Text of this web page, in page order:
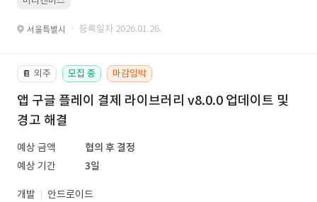
서울특별시 · 등록일자 2026.01.26.
📔 외주 모집 중 마감임박
앱 구글 플레이 결제 라이브러리 v8.0.0 업데이트 및
경고 해결
예상 금액
협의 후 결정
예상 기간
3일
개발
안드로이드